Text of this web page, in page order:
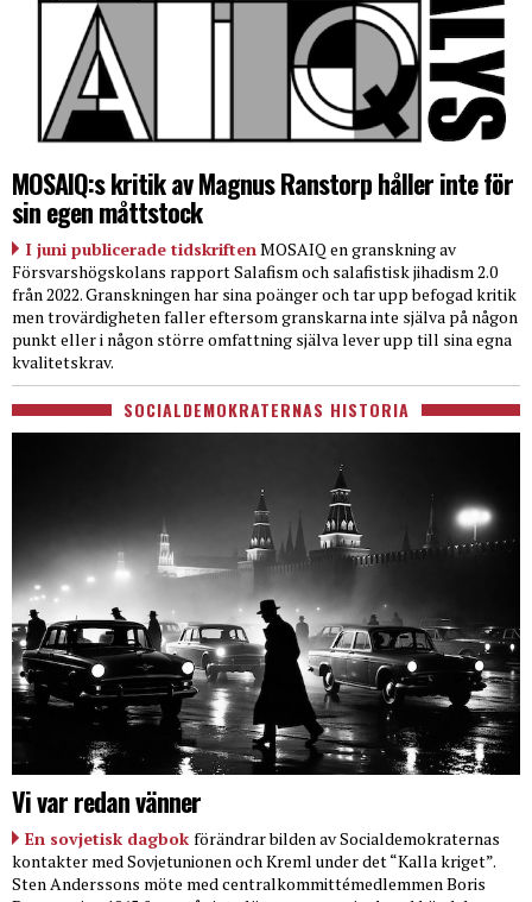
MOSAIQ:s kritik av Magnus Ranstorp håller inte för
sin egen måttstock
I juni publicerade tidskriftenMOSAIQ en granskning av
Försvarshögskolans rapport Salafism och salafistisk jihadism 2.0
från 2022. Granskningen har sina poänger och tar upp befogad kritik
men trovärdigheten faller eftersom granskarna inte själva på någon
punkt eller i någon större omfattning själva lever upp till sina egna
kvalitetskrav.
SOCIALDEMOKRATERNAS HISTORIA
Vi var redan vänner
En sovjetisk dagbok förändrar bilden av Socialdemokraternas
kontakter med Sovjetunionen och Kreml under det “Kalla kriget”.
Sten Anderssons möte med centralkommittémedlemmen Boris